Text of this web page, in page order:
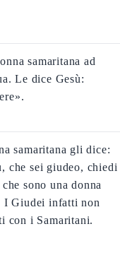
samaritana ad
Le dice Gesù:
samaritana gli dice:
che sei giudeo, chiedi
sono una donna
I Giudei infatti non
con i Samaritani.